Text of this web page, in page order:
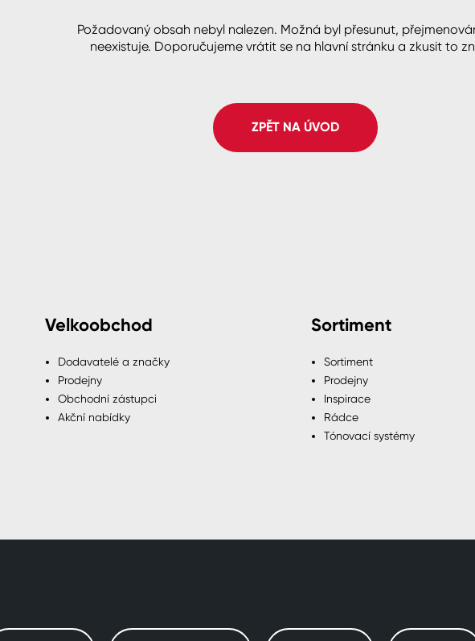
Požadovaný obsah nebyl nalezen. Možná byl přesunut,
neexistuje. Doporučujeme vrátit se na hlavní stránku a zkusit to
ZPĚT NA ÚVOD
Velkoobchod
Dodavatelé a značky
Prodejny
Obchodní zástupci
Akční nabídky
Sortiment
Sortiment
Prodejny
Inspirace
Rádce
Tónovací systémy